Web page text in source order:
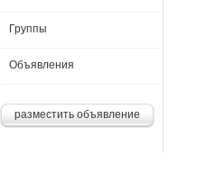
Группы
Объявления
разместить объявление